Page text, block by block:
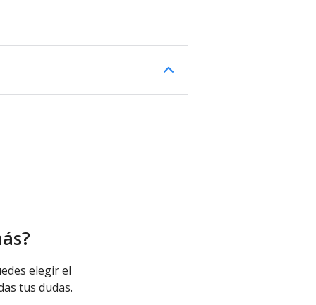
elegir el
tus dudas.